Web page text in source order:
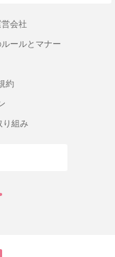
会社
ールとマナー
約
り組み